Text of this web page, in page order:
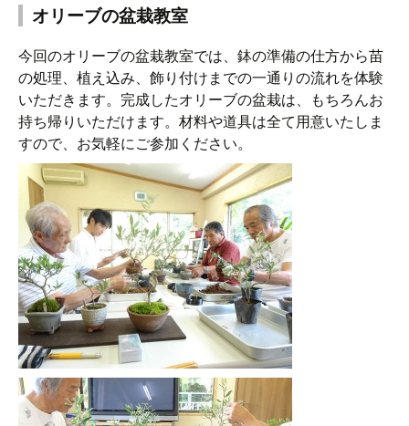
オリーブの盆栽教室
今回のオリーブの盆栽教室では、鉢の準備の仕方から苗
の処理、植え込み、飾り付けまでの一通りの流れを体験
いただきます。完成したオリーブの盆栽は、もちろんお
持ち帰りいただけます。材料や道具は全て用意いたしま
すので、お気軽にご参加ください。